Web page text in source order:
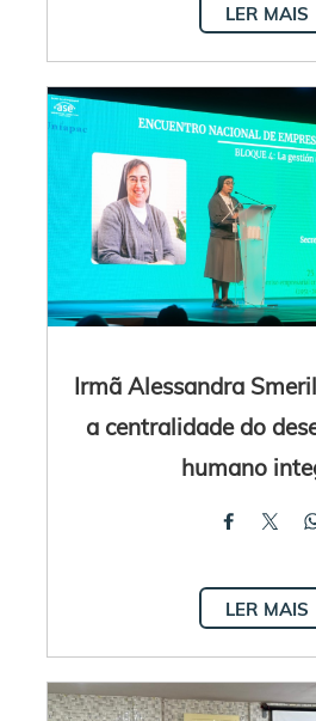
LER MAIS
Irmã Alessandra
a centralidade do
humano
LER MAIS